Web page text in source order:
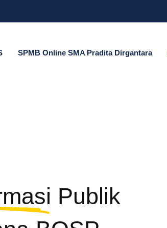
SPMB Online SMA Pradita Dirgantara
Publik